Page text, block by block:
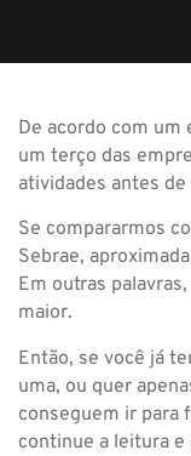
De acordo com um
um terço das
atividades antes
Se compararmos
Sebrae,
Em outras
maior.
Então, se você já
uma, ou quer
conseguem ir para
continue a leitura e